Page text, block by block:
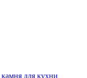
для кухни